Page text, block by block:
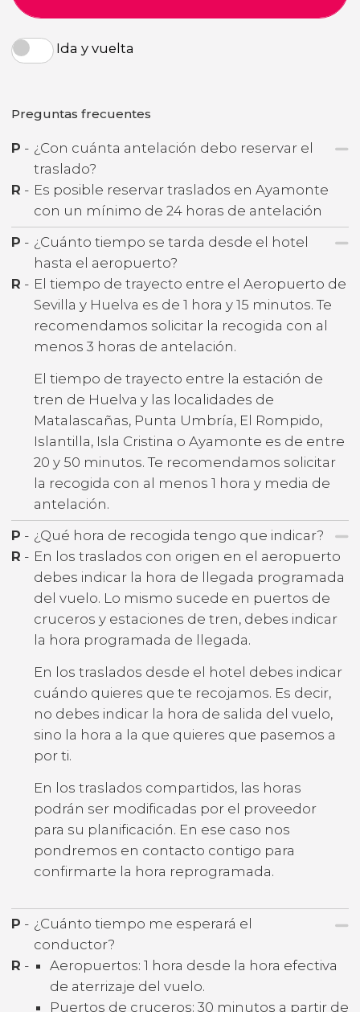
Ida y vuelta
Preguntas frecuentes
P - ¿Con cuánta antelación debo reservar el
traslado?
R - Es posible reservar traslados en Ayamonte
con un mínimo de 24 horas de antelación
P - ¿Cuánto tiempo se tarda desde el hotel
hasta el aeropuerto?
R - El tiempo de trayecto entre el Aeropuerto de
Sevilla y Huelva es de 1 hora y 15 minutos. Te
recomendamos solicitar la recogida con al
menos 3 horas de antelación.
El tiempo de trayecto entre la estación de
tren de Huelva y las localidades de
Matalascañas, Punta Umbría, El Rompido,
Islantilla, Isla Cristina o Ayamonte es de entre
20 y 50 minutos. Te recomendamos solicitar
la recogida con al menos 1 hora y media de
antelación.
P - ¿Qué hora de recogida tengo que indicar?
R - En los traslados con origen en el aeropuerto
debes indicar la hora de llegada programada
del vuelo. Lo mismo sucede en puertos de
cruceros y estaciones de tren, debes indicar
la hora programada de llegada.
En los traslados desde el hotel debes indicar
cuándo quieres que te recojamos. Es decir,
no debes indicar la hora de salida del vuelo,
sino la hora a la que quieres que pasemos a
por ti.
En los traslados compartidos, las horas
podrán ser modificadas por el proveedor
para su planificación. En ese caso nos
pondremos en contacto contigo para
confirmarte la hora reprogramada.
P - ¿Cuánto tiempo me esperará el
conductor?
R -
Aeropuertos: 1 hora desde la hora efectiva
de aterrizaje del vuelo.
Puertos de cruceros: 30 minutos a partir de